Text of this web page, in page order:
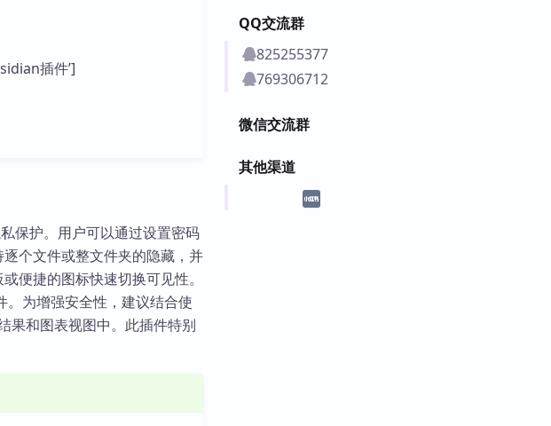
Zettelkasten 实践示例QQ交流群
825255377
769306712
微信交流群
其他渠道
插件’]
保护。用户可以通过设置密码
个文件或整文件夹的隐藏，并
便捷的图标快速切换可见性。
为增强安全性，建议结合使
果和图表视图中。此插件特别